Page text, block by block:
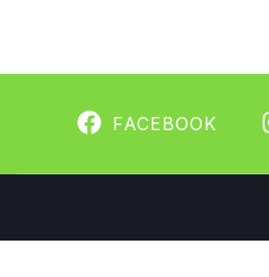
FACEBOOK